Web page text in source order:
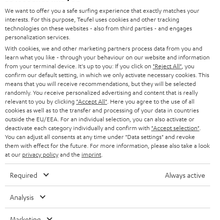
l
d
u
n
g
HEIMKINO-KOMPLETTANLAGEN
SOUNDBARS
STEREO
SMART HOME
BLUETOOTH-LAUTSPRECHER
KOPFHÖRER
BLUETOOTH-KOPFHÖRER
ULTIMA-SERIE
SUPPORT
PRESSE & MARKETING
GESCHÄFTSKUNDEN
PARTNERPROGRAMM
BLOG
NEWSLETTER
STORES
DEINE VORTEILE BEI TEUFEL
TEUFEL STORY
Teufel Onlineshops
DEUTSCHLAND
ÖSTERREICH
SCHWEIZ
NIEDERLANDE
BELGIEN
POLEN
We want to offer you a safe surfing experience that exactly matches your
interests. For this purpose, Teufel uses cookies and other tracking
technologies on these websites - also from third parties - and engages
personalization services.
With cookies, we and other marketing partners process data from you and
learn what you like - through your behaviour on our website and information
from your terminal device. It's up to you: If you click on "Reject All" , you
confirm our default setting, in which we only activate necessary cookies. This
means that you will receive recommendations, but they will be selected
randomly. You receive personalized advertising and content that is really
relevant to you by clicking "Accept All" . Here you agree to the use of all
cookies as well as to the transfer and processing of your data in countries
outside the EU/EEA. For an individual selection, you can also activate or
deactivate each category individually and confirm with "Accept selection"
You can adjust all consents at any time under "Data settings" and revoke
them with effect for the future. For more information, please also take a look
at our privacy policyand the imprint
Required Always active
Analysis